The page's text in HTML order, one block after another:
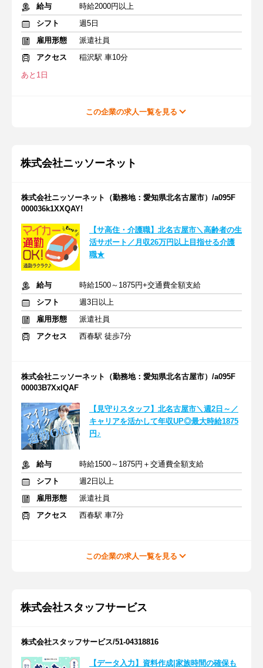
給与
時給2000円以上
シフト
週5日
雇用形態
派遣社員
アクセス
稲沢駅 車10分
あと1日
この企業の求人一覧を見る
株式会社ニッソーネット
株式会社ニッソーネット（勤務地：愛知県北名古屋市）/a095F
000036k1XXQAY!
【サ高住・介護職】北名古屋市＼高齢者の生
活サポート／月収26万円以上目指せる介護
職★
給与
時給1500～1875円+交通費全額支給
シフト
週3日以上
雇用形態
派遣社員
アクセス
西春駅 徒歩7分
株式会社ニッソーネット（勤務地：愛知県北名古屋市）/a095F
00003B7XxlQAF
【見守りスタッフ】北名古屋市＼週2日～／
キャリアを活かして年収UP◎最大時給1875
円♪
給与
時給1500～1875円＋交通費全額支給
シフト
週2日以上
雇用形態
派遣社員
アクセス
西春駅 車7分
この企業の求人一覧を見る
株式会社スタッフサービス
株式会社スタッフサービス/51-04318816
【データ入力】資料作成|家族時間の確保も